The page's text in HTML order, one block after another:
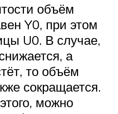
объём
Y0, при этом
U0. В случае,
а
то объём
сокращается.
можно